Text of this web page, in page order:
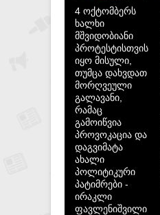
4 ოქტომბერს
ხალხი
მშვიდობიანი
პროტესტისთვის
იყო მისული,
თუმცა დახვდათ
მორღვეული
გალავანი,
რამაც
გამოიწვია
პროვოკაცია და
დაგვიმატა
ახალი
პოლიტიკური
პატიმრები -
ირაკლი
ფავლენიშვილი